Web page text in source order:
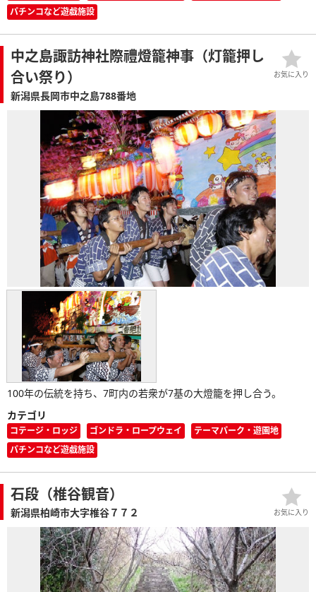
パチンコなど遊戯施設
中之島諏訪神社際禮燈籠神事（灯籠押し
合い祭り）
新潟県長岡市中之島788番地
100年の伝統を持ち、7町内の若衆が7基の大燈籠を押し合う。
カテゴリ
コテージ・ロッジ ゴンドラ・ロープウェイ
テーマパーク・遊園地
パチンコなど遊戯施設
お気に入り
石段（椎谷観音）
新潟県柏崎市大字椎谷７７２ お気に入り